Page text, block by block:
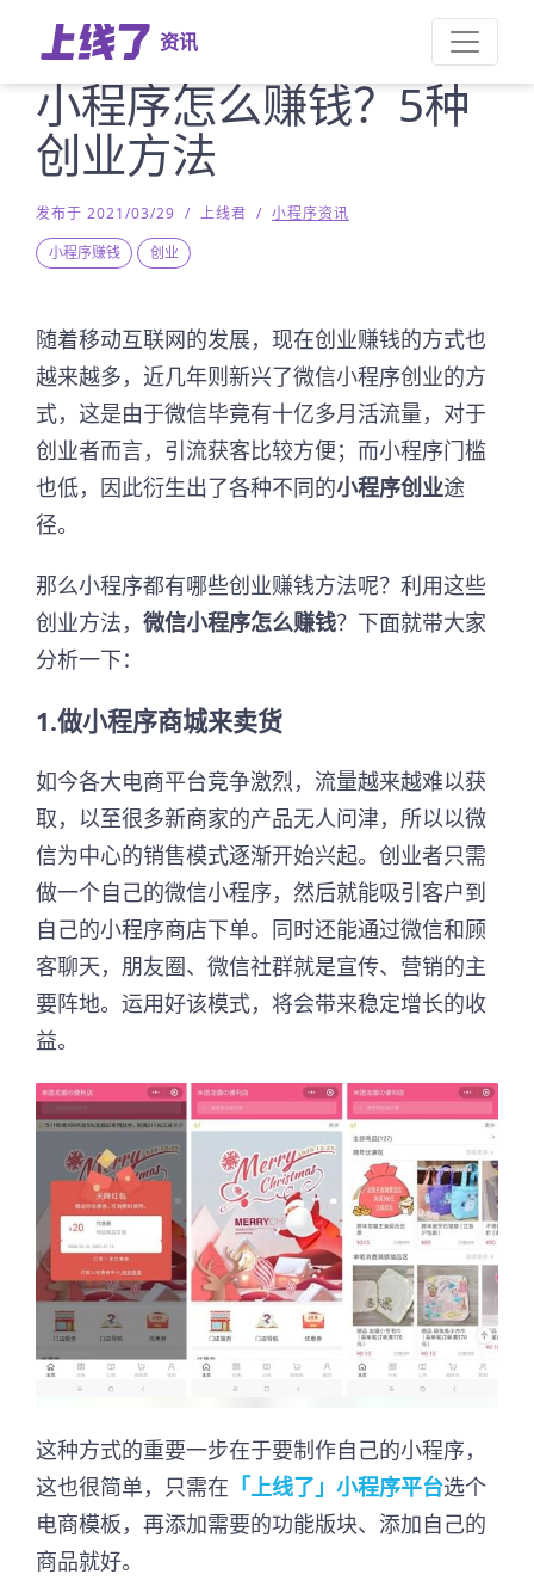
资讯
小程序怎么赚钱？5种
创业方法
发布于 2021/03/29 / 上线君 / 小程序资讯
小程序赚钱
创业
随着移动互联网的发展，现在创业赚钱的方式也
越来越多，近几年则新兴了微信小程序创业的方
式，这是由于微信毕竟有十亿多月活流量，对于
创业者而言，引流获客比较方便；而小程序门槛
也低，因此衍生出了各种不同的小程序创业途
径。
那么小程序都有哪些创业赚钱方法呢？利用这些
创业方法， 微信小程序怎么赚钱？下面就带大家
分析一下：
1.做小程序商城来卖货
如今各大电商平台竞争激烈，流量越来越难以获
取，以至很多新商家的产品无人问津，所以以微
信为中心的销售模式逐渐开始兴起。创业者只需
做一个自己的微信小程序，然后就能吸引客户到
自己的小程序商店下单。同时还能通过微信和顾
客聊天，朋友圈、微信社群就是宣传、营销的主
要阵地。运用好该模式，将会带来稳定增长的收
益。
这种方式的重要一步在于要制作自己的小程序，
这也很简单，只需在 「上线了」小程序平台选个
电商模板，再添加需要的功能版块、添加自己的
商品就好。